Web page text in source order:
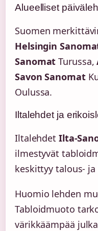
Alueelliset
Suomen
Helsingin
Sanomat Turussa,
Savon Sanomat
Oulussa.
Iltalehdet ja
Iltalehdet Ilta-
ilmestyvät
keskittyy talous-
Huomio lehden
Tabloidmuoto
värikkäämpää